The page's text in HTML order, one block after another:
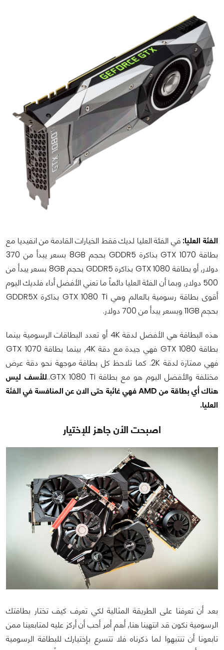
الفئة العليا: في الفئة العليا لديك فقط الخيارات القادمة من انفيديا مع
بطاقة GTX 1070 بذاكرة GDDR5 بحجم 8GB بسعر يبدأ من 370
دولار, أو بطاقة GTX 1080 بذاكرة GDDR5 بحجم 8GB بسعر يبدأ من
500 دولار, وبما أن الفئة العليا دائماً ما تعني الأفضل أداء فلديك اليوم
أقوى بطاقة رسومية بالعالم وهي GTX 1080 Ti بذاكرة GDDR5X
بحجم 11GB وبسعر يبدأ من 700 دولار.
هذه البطاقة هي الأفضل لدقة 4K أو تعدد البطاقات الرسومية بينما
بطاقة GTX 1080 فهي جيدة مع دقة 4K, بينما بطاقة GTX 1070
فهي ممتازة لدقة 2K. كما تلاحظ كل بطاقة موجهة نحو دقة عرض
مختلفة والأفضل اليوم هو مع بطاقة GTX 1080 Ti..
للأسف ليس
هناك أي بطاقة من AMD فهي غائبة حتى الان عن المنافسة في الفئة
العليا.
اصبحت الأن جاهز للإختيار
بعد أن تعرفنا على الطريقة المثالية لكي تعرف كيف تختار بطاقتك
الرسومية نكون قد انتهينا هنا, أهم أمر أحب أن أركز عليه لمتابعينا ممن
تابعونا أن تنتبهوا لما ذكرناه فلا تتسرع بإختيارك للبطاقة الرسومية